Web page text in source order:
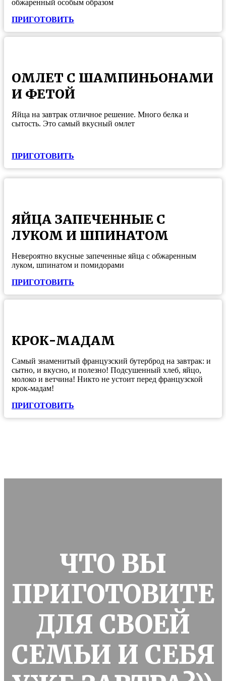
обжаренный особым образом
ПРИГОТОВИТЬ
ОМЛЕТ С ШАМПИНЬОНАМИ
И ФЕТОЙ
Яйца на завтрак отличное решение. Много белка и
сытость. Это самый вкусный омлет
ПРИГОТОВИТЬ
ЯЙЦА ЗАПЕЧЕННЫЕ С
ЛУКОМ И ШПИНАТОМ
Невероятно вкусные запеченные яйца с обжаренным
луком, шпинатом и помидорами
ПРИГОТОВИТЬ
КРОК-МАДАМ
Самый знаменитый французский бутерброд на завтрак: и
сытно, и вкусно, и полезно! Подсушенный хлеб, яйцо,
молоко и ветчина! Никто не устоит перед французской
крок-мадам!
ПРИГОТОВИТЬ
ЧТО ВЫ
ПРИГОТОВИТЕ
ДЛЯ СВОЕЙ
СЕМЬИ И СЕБЯ